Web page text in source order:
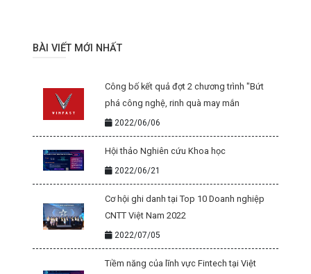
BÀI VIẾT MỚI NHẤT
Công bố kết quả đợt 2 chương trình "Bứt
phá công nghệ, rinh quà may mắn
2022/06/06
Hội thảo Nghiên cứu Khoa học
2022/06/21
Cơ hội ghi danh tại Top 10 Doanh nghiệp
CNTT Việt Nam 2022
2022/07/05
Tiềm năng của lĩnh vực Fintech tại Việt